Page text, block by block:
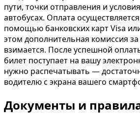
пути, точки отправления и
автобусах. Оплата
помощью банковских карт Visa
этом дополнительная комиссия
взимается. После успешной
билет поступает на вашу
нужно распечатывать —
водителю с экрана вашего
Документы и